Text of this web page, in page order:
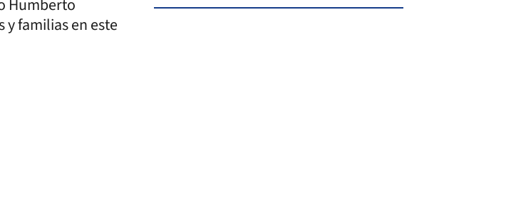
Humberto
familias en este